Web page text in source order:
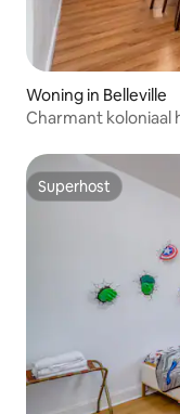
Woning in Belleville
Charmant koloniaal
Superhost
Superhost